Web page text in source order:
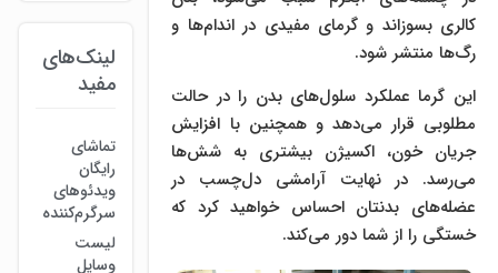
کالری بسوزاند و گرمای مفیدی در اندام‌ها و
رگ‌ها منتشر شود.
این گرما عملکرد سلول‌های بدن را در حالت
مطلوبی قرار می‌دهد و همچنین با افزایش
جریان خون، اکسیژن بیشتری به شش‌ها
می‌رسد. در نهایت آرامشی دل‎‌چسب در
عضله‌های بدنتان احساس خواهید کرد که
خستگی را از شما دور می‌کند.
لینک‌های
مفید
تماشای
رایگان
ویدئوهای
سرگرم‌کننده
لیست
وسایل